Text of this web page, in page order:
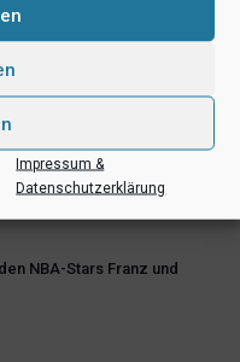
Impressum &
Datenschutzerklärung
NBA-Stars Franz und